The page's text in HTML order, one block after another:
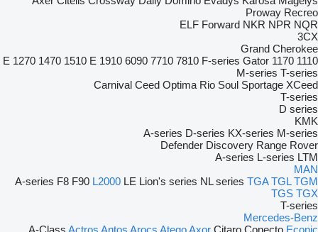
Proway Recreo
ELF Forward NKR NPR NQR
3CX
Grand Cherokee
1110
1170 E
1270 1470 1510 E 1910 6090 7710 7810 F-series Gator
M-series T-series
Carnival Ceed Optima Rio Soul Sportage XCeed
T-series
D series
KMK
A-series D-series KX-series M-series
Defender Discovery Range Rover
A-series L-series LTM
MAN
A-series F8 F90 L2000 LE Lion's series NL series TGA TGL TGM
TGS TGX
T-series
Mercedes-Benz
A-Class Actros Antos Arocs AtegoAxor Citaro Conecto Econic